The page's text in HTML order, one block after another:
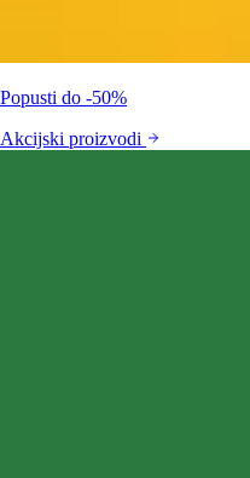
Popusti do -50%
Akcijski proizvodi